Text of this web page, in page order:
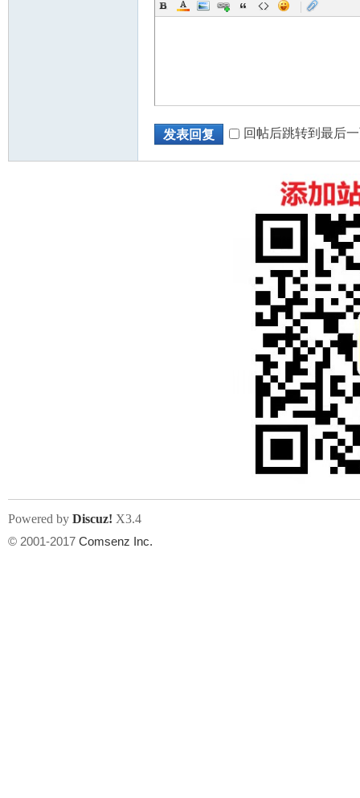
|
发表回复 回帖后跳转到最后
Powered by Discuz! X3.4
© 2001-2017 Comsenz Inc.